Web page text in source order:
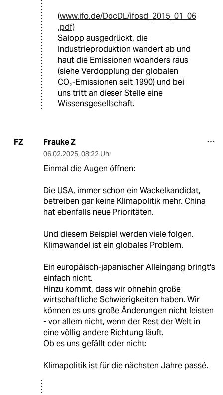
(www.ifo.de/DocDL/ifosd_2015_01_06
.pdf)
Salopp ausgedrückt, die
Industrieproduktion wandert ab und
haut die Emissionen woanders raus
(siehe Verdopplung der globalen
CO₂-Emissionen seit 1990) und bei
uns tritt an dieser Stelle eine
Wissensgesellschaft.
FZ Frauke Z
06.02.2025, 08:22 Uhr
Einmal die Augen öffnen:
Die USA, immer schon ein Wackelkandidat,
betreiben gar keine Klimapolitik mehr. China
hat ebenfalls neue Prioritäten.
Und diesem Beispiel werden viele folgen.
Klimawandel ist ein globales Problem.
Ein europäisch-japanischer Alleingang bringt's
einfach nicht.
Hinzu kommt, dass wir ohnehin große
wirtschaftliche Schwierigkeiten haben. Wir
können es uns große Änderungen nicht leisten
- vor allem nicht, wenn der Rest der Welt in
eine völlig andere Richtung läuft.
Ob es uns gefällt oder nicht:
Klimapolitik ist für die nächsten Jahre passé.